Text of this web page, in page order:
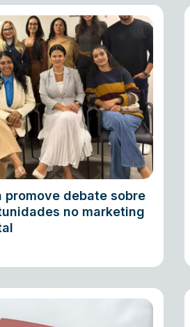
promove debate sobre
no marketing